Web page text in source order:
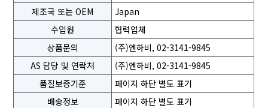
제조국 또는 OEM
Japan
수입원
협력업체
상품문의
(주)엔하비, 02-3141-9845
AS 담당 및 연락처
(주)엔하비, 02-3141-9845
품질보증기준
페이지 하단 별도 표기
배송정보
페이지 하단 별도 표기